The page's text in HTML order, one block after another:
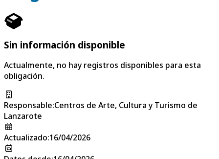
Sin información disponible
Actualmente, no hay registros disponibles para esta
obligación.
Responsable:Centros de Arte, Cultura y Turismo de
Lanzarote
Actualizado:16/04/2026